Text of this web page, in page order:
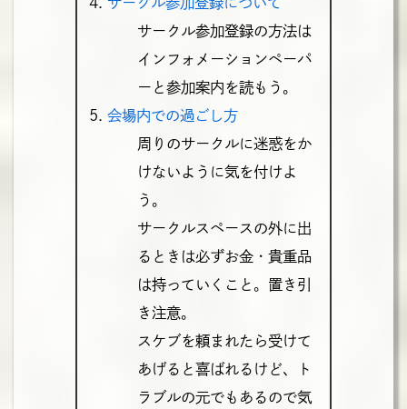
サークル参加登録について
サークル参加登録の方法は
インフォメーションペーパ
ーと参加案内を読もう。
会場内での過ごし方
周りのサークルに迷惑をか
けないように気を付けよ
う。
サークルスペースの外に出
るときは必ずお金・貴重品
は持っていくこと。置き引
き注意。
スケブを頼まれたら受けて
あげると喜ばれるけど、ト
ラブルの元でもあるので気